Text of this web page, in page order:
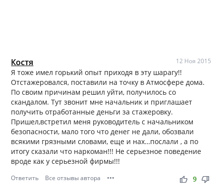
Костя 12 Ноя 2015
Я тоже имел горький опыт приходя в эту шарагу!!
Отстажеровался, поставили на точку в Атмосфере дома.
По своим причинам решил уйти, получилось со
скандалом. Тут звонит мне начальник и приглашает
получить отработанные деньги за стажеровку.
Пришел,встретил меня руководитель с начальником
безопасности, мало того что денег не дали, обозвали
всякими грязными словами, еще и нах…послали , а по
итогу сказали что наркоман!!! Не серьезное поведение
вроде как у серьезной фирмы!!!
Ответить Все отзывы автора ••• thumb_up thumb_down
9